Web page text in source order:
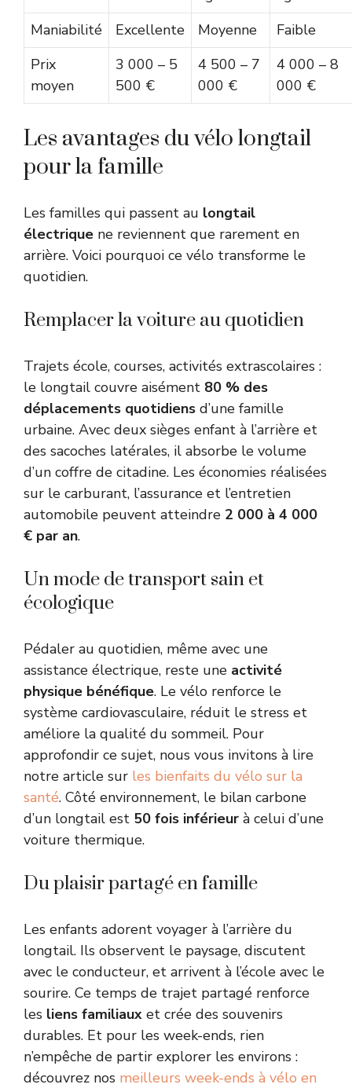
Maniabilité
Excellente Moyenne
Faible
Prix
moyen
3 000 – 5
500 €
4 500 – 7
000 €
4 000 – 8
000 €
Les avantages du vélo longtail
pour la famille
Les familles qui passent au longtail
électrique ne reviennent que rarement en
arrière. Voici pourquoi ce vélo transforme le
quotidien.
Remplacer la voiture au quotidien
Trajets école, courses, activités extrascolaires :
le longtail couvre aisément 80 % des
déplacements quotidiens d’une famille
urbaine. Avec deux sièges enfant à l’arrière et
des sacoches latérales, il absorbe le volume
d’un coffre de citadine. Les économies réalisées
sur le carburant, l’assurance et l’entretien
automobile peuvent atteindre 2 000 à 4 000
€ par an.
Un mode de transport sain et
écologique
Pédaler au quotidien, même avec une
assistance électrique, reste une activité
physique bénéfique. Le vélo renforce le
système cardiovasculaire, réduit le stress et
améliore la qualité du sommeil. Pour
approfondir ce sujet, nous vous invitons à lire
notre article sur les bienfaits du vélo sur la
santé. Côté environnement, le bilan carbone
d’un longtail est 50 fois inférieur à celui d’une
voiture thermique.
Du plaisir partagé en famille
Les enfants adorent voyager à l’arrière du
longtail. Ils observent le paysage, discutent
avec le conducteur, et arrivent à l’école avec le
sourire. Ce temps de trajet partagé renforce
les liens familiaux et crée des souvenirs
durables. Et pour les week-ends, rien
n’empêche de partir explorer les environs :
découvrez nos meilleurs week-ends à vélo en